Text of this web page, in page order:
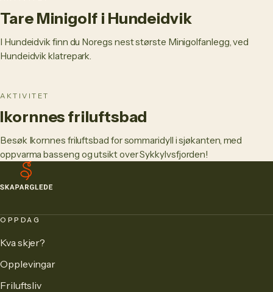
Tare Minigolf i Hundeidvik
I Hundeidvik finn du Noregs nest største Minigolfanlegg, ved
Hundeidvik klatrepark.
AKTIVITET
Ikornnes friluftsbad
Besøk Ikornnes friluftsbad for sommaridyll i sjøkanten, med
oppvarma basseng og utsikt over Sykkylvsfjorden!
OPPDAG
Kva skjer?
Opplevingar
Friluftsliv